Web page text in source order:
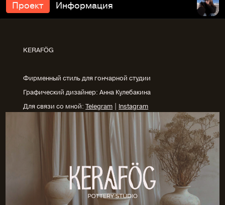
Проект Информация
KERAFÖG
Фирменный стиль для гончарной студии
Графический дизайнер: Анна Кулебакина
Для связи со мной:Telegram | Instagram